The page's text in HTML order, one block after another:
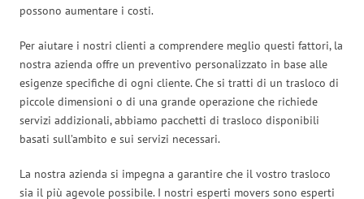
possono aumentare i costi.
Per aiutare i nostri clienti a comprendere meglio questi fattori, la
nostra azienda offre un preventivo personalizzato in base alle
esigenze specifiche di ogni cliente. Che si tratti di un trasloco di
piccole dimensioni o di una grande operazione che richiede
servizi addizionali, abbiamo pacchetti di trasloco disponibili
basati sull’ambito e sui servizi necessari.
La nostra azienda si impegna a garantire che il vostro trasloco
sia il più agevole possibile. I nostri esperti movers sono esperti